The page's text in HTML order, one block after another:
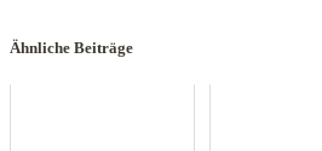
Ähnliche Beiträge